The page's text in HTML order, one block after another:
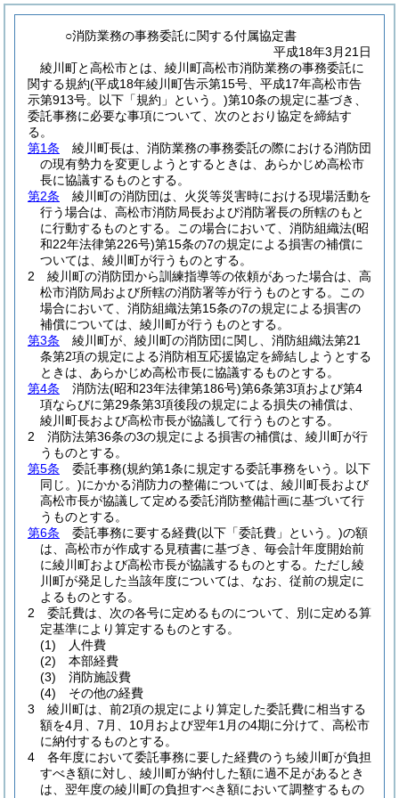
○消防業務の事務委託に関する付属協定書
平成18年3月21日
綾川町と高松市とは、綾川町高松市消防業務の事務委託に
関する規約(平成18年綾川町告示第15号、平成17年高松市告
示第913号。以下「規約」という。)第10条の規定に基づき、
委託事務に必要な事項について、次のとおり協定を締結す
る。
第1条 綾川町長は、消防業務の事務委託の際における消防団
の現有勢力を変更しようとするときは、あらかじめ高松市
長に協議するものとする。
第2条 綾川町の消防団は、火災等災害時における現場活動を
行う場合は、高松市消防局長および消防署長の所轄のもと
に行動するものとする。この場合において、消防組織法(昭
和22年法律第226号)第15条の7の規定による損害の補償に
ついては、綾川町が行うものとする。
2 綾川町の消防団から訓練指導等の依頼があった場合は、高
松市消防局および所轄の消防署等が行うものとする。この
場合において、消防組織法第15条の7の規定による損害の
補償については、綾川町が行うものとする。
第3条 綾川町が、綾川町の消防団に関し、消防組織法第21
条第2項の規定による消防相互応援協定を締結しようとする
ときは、あらかじめ高松市長に協議するものとする。
第4条 消防法(昭和23年法律第186号)第6条第3項および第4
項ならびに第29条第3項後段の規定による損失の補償は、
綾川町長および高松市長が協議して行うものとする。
2 消防法第36条の3の規定による損害の補償は、綾川町が行
うものとする。
第5条 委託事務(規約第1条に規定する委託事務をいう。以下
同じ。)にかかる消防力の整備については、綾川町長および
高松市長が協議して定める委託消防整備計画に基づいて行
うものとする。
第6条 委託事務に要する経費(以下「委託費」という。)の額
は、高松市が作成する見積書に基づき、毎会計年度開始前
に綾川町および高松市長が協議するものとする。ただし綾
川町が発足した当該年度については、なお、従前の規定に
よるものとする。
2 委託費は、次の各号に定めるものについて、別に定める算
定基準により算定するものとする。
(1) 人件費
(2) 本部経費
(3) 消防施設費
(4) その他の経費
3 綾川町は、前2項の規定により算定した委託費に相当する
額を4月、7月、10月および翌年1月の4期に分けて、高松市
に納付するものとする。
4 各年度において委託事務に要した経費のうち綾川町が負担
すべき額に対し、綾川町が納付した額に過不足があるとき
は、翌年度の綾川町の負担すべき額において調整するもの